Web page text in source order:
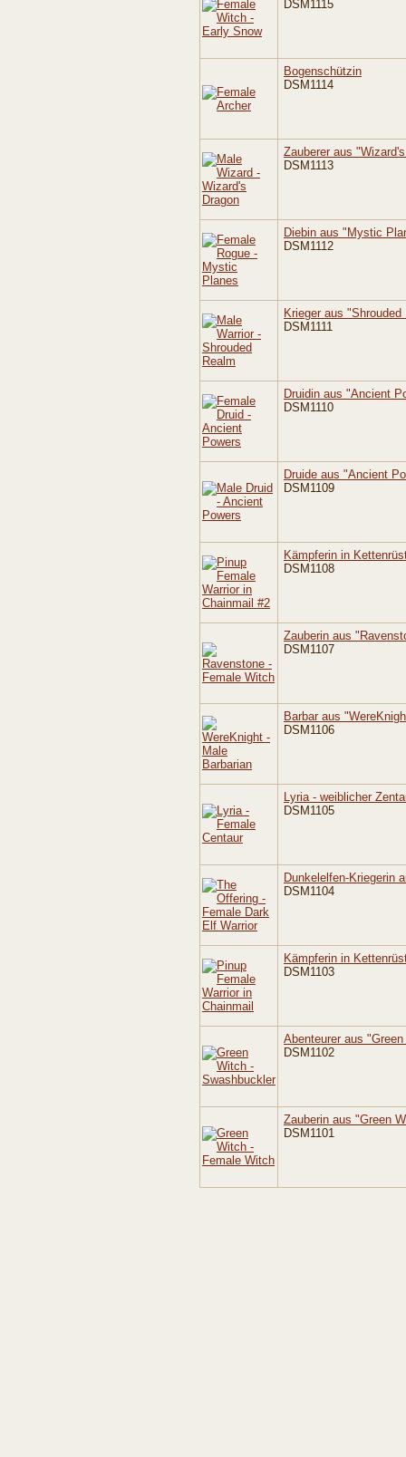
DSM1115
Bogenschützin
DSM1114
Zauberer aus
DSM1113
Diebin aus "Mystic
DSM1112
Krieger aus "Shrouded
DSM1111
Druidin aus "Ancient
DSM1110
Druide aus "Ancient
DSM1109
Kämpferin in
DSM1108
Zauberin aus
DSM1107
Barbar aus
DSM1106
Lyria - weiblicher
DSM1105
Dunkelelfen-Kriegerin
DSM1104
Kämpferin in
DSM1103
Abenteurer aus
DSM1102
Zauberin aus "Green
DSM1101